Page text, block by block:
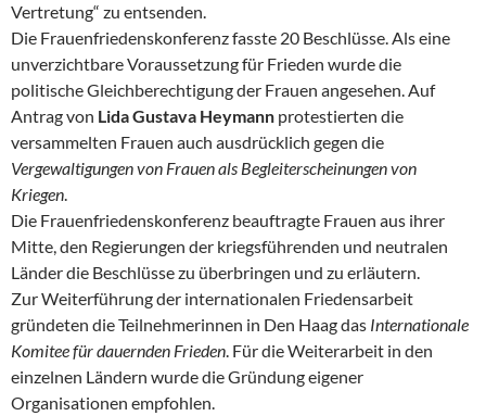
Vertretung“ zu entsenden.
Die Frauenfriedenskonferenz fasste 20 Beschlüsse. Als eine
unverzichtbare Voraussetzung für Frieden wurde die
politische Gleichberechtigung der Frauen angesehen. Auf
Antrag von Lida Gustava Heymann protestierten die
versammelten Frauen auch ausdrücklich gegen die
Vergewaltigungen von Frauen als Begleiterscheinungen von
Kriegen.
Die Frauenfriedenskonferenz beauftragte Frauen aus ihrer
Mitte, den Regierungen der kriegsführenden und neutralen
Länder die Beschlüsse zu überbringen und zu erläutern.
Zur Weiterführung der internationalen Friedensarbeit
gründeten die Teilnehmerinnen in Den Haag das Internationale
Komitee für dauernden Frieden. Für die Weiterarbeit in den
einzelnen Ländern wurde die Gründung eigener
Organisationen empfohlen.